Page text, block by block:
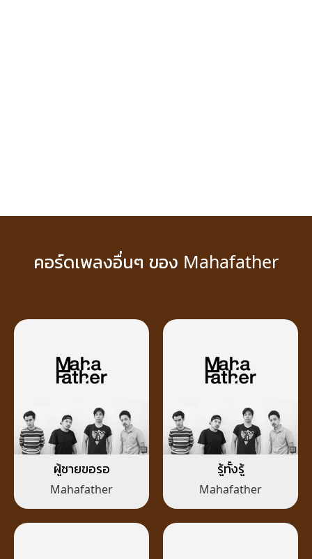
คอร์ดเพลงอื่นๆ ของ Mahafather
ผู้ชายขอรอ
Mahafather
รู้ทั้งรู้
Mahafather